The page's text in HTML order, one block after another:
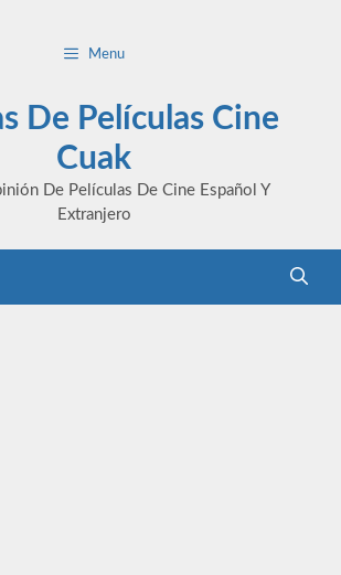
Menu
De Películas Cine
Cuak
De Películas De Cine Español Y
Extranjero